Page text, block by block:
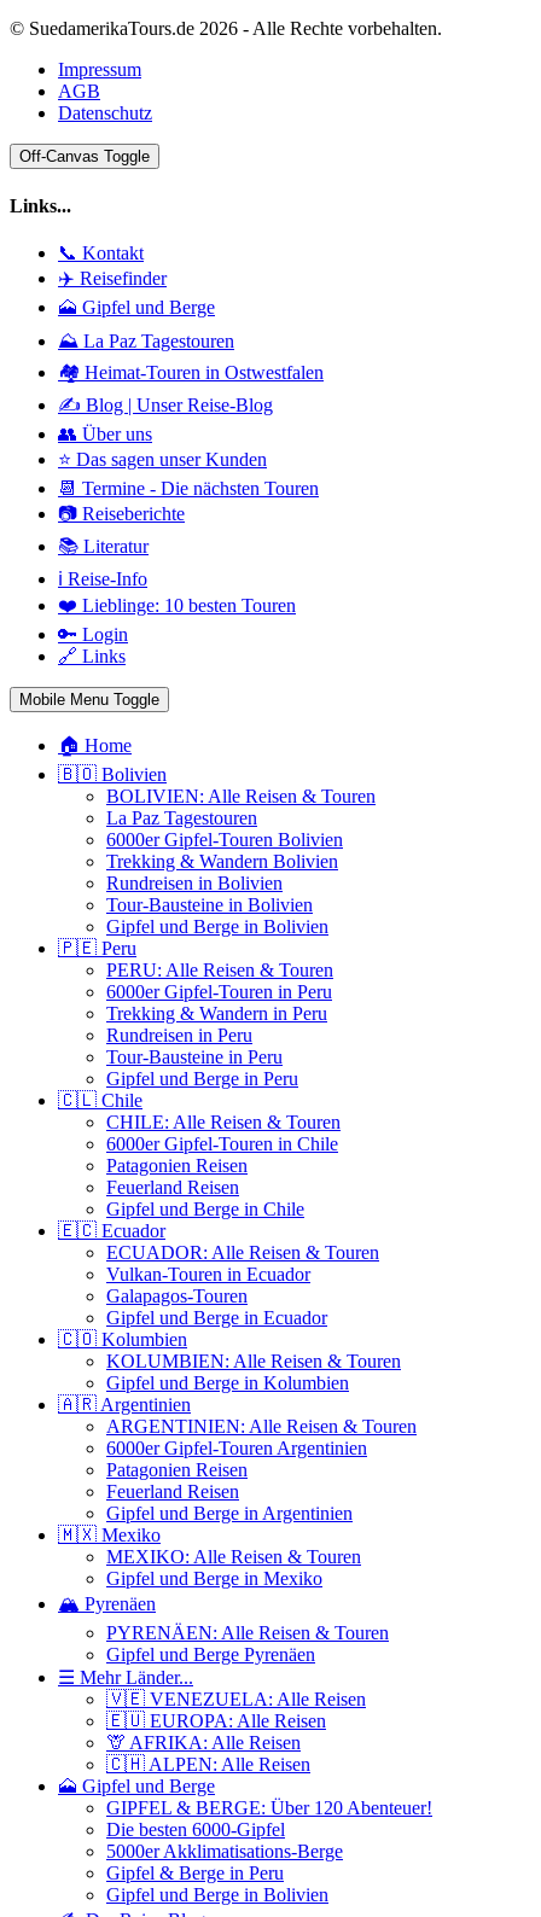
© SuedamerikaTours.de 2026 - Alle Rechte vorbehalten.
Impressum
AGB
Datenschutz
Off-Canvas Toggle
Links...
📞 Kontakt
✈️ Reisefinder
🗻 Gipfel und Berge
⛰️ La Paz Tagestouren
🏘️ Heimat-Touren in Ostwestfalen
✍️ Blog | Unser Reise-Blog
👥 Über uns
⭐ Das sagen unser Kunden
📆 Termine - Die nächsten Touren
📷 Reiseberichte
📚 Literatur
ℹ️ Reise-Info
❤️ Lieblinge: 10 besten Touren
🔑 Login
🔗 Links
Mobile Menu Toggle
🏠 Home
🇧🇴 Bolivien
BOLIVIEN: Alle Reisen & Touren
La Paz Tagestouren
6000er Gipfel-Touren Bolivien
Trekking & Wandern Bolivien
Rundreisen in Bolivien
Tour-Bausteine in Bolivien
Gipfel und Berge in Bolivien
🇵🇪 Peru
PERU: Alle Reisen & Touren
6000er Gipfel-Touren in Peru
Trekking & Wandern in Peru
Rundreisen in Peru
Tour-Bausteine in Peru
Gipfel und Berge in Peru
🇨🇱 Chile
CHILE: Alle Reisen & Touren
6000er Gipfel-Touren in Chile
Patagonien Reisen
Feuerland Reisen
Gipfel und Berge in Chile
🇪🇨 Ecuador
ECUADOR: Alle Reisen & Touren
Vulkan-Touren in Ecuador
Galapagos-Touren
Gipfel und Berge in Ecuador
🇨🇴 Kolumbien
KOLUMBIEN: Alle Reisen & Touren
Gipfel und Berge in Kolumbien
🇦🇷 Argentinien
ARGENTINIEN: Alle Reisen & Touren
6000er Gipfel-Touren Argentinien
Patagonien Reisen
Feuerland Reisen
Gipfel und Berge in Argentinien
🇲🇽 Mexiko
MEXIKO: Alle Reisen & Touren
Gipfel und Berge in Mexiko
🏔️ Pyrenäen
PYRENÄEN: Alle Reisen & Touren
Gipfel und Berge Pyrenäen
☰ Mehr Länder...
🇻🇪 VENEZUELA: Alle Reisen
🇪🇺 EUROPA: Alle Reisen
🦒 AFRIKA: Alle Reisen
🇨🇭 ALPEN: Alle Reisen
🗻 Gipfel und Berge
GIPFEL & BERGE: Über 120 Abenteuer!
Die besten 6000-Gipfel
5000er Akklimatisations-Berge
Gipfel & Berge in Peru
Gipfel und Berge in Bolivien